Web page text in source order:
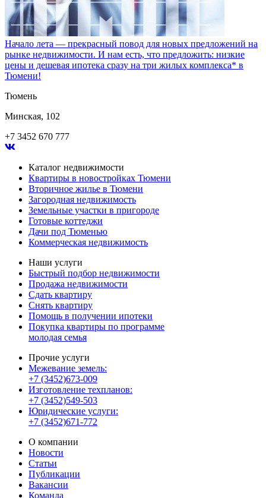
Начало лета — прекрасный повод для новых предложений на
рынке недвижимости. И нам есть, что предложить: низкие
цены и дешевая ипотека сразу на три жилых комплекса* в
Тюмени!
Тюмень
Минская, 102
+7 3452 670 777
Каталог недвижимости
Квартиры в новостройках Тюмени
Вторичное жилье в Тюмени
Загородная недвижимость
Земельные участки в пригороде
Готовые коттеджи
Дачи под Тюменью
Коммерческая недвижимость
Наши услуги
Быстрый подбор недвижимости
Продажа недвижимости
Сдать квартиру
Снять квартиру
Помощь в получении ипотеки
Покупка квартиры по программе
молодая семья
Прочие услуги
Межевание земель:
+7 (3452)673-009
Изготовление техпланов:
+7 (3452)549-503
Юридические услуги:
+7 (3452)671-772
О компании
Новости
Статьи
Публикации
Вакансии
Команда